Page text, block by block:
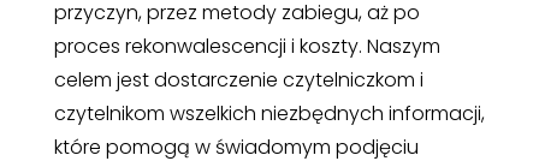
przyczyn, przez metody zabiegu, aż po
proces rekonwalescencji i koszty. Naszym
celem jest dostarczenie czytelniczkom i
czytelnikom wszelkich niezbędnych informacji,
które pomogą w świadomym podjęciu